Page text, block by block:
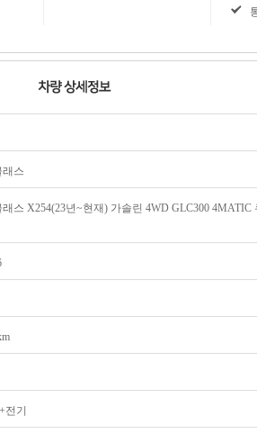
래스
스 X254(23년~현재) 가솔린 4WD GLC300 4MATIC
전기